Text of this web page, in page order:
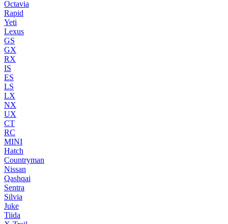
Octavia
Rapid
Yeti
Lexus
GS
GX
RX
IS
ES
LS
LX
NX
UX
CT
RC
MINI
Hatch
Countryman
Nissan
Qashqai
Sentra
Silvia
Juke
Tiida